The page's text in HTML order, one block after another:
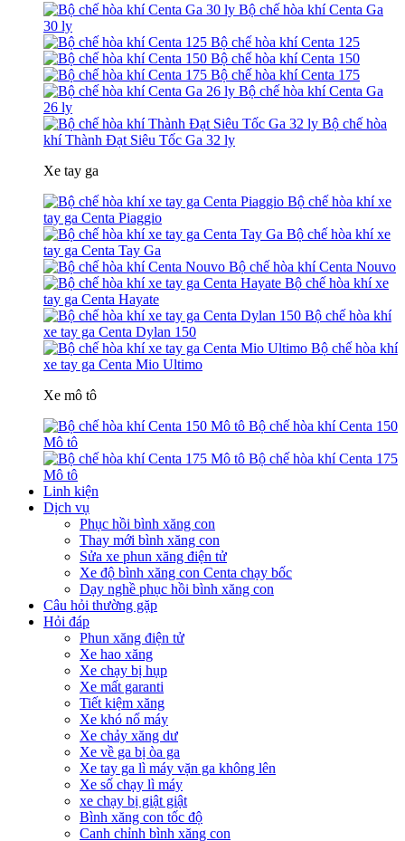
Bộ chế hòa khí Centa Ga
30 ly
Bộ chế hòa khí Centa 125
Bộ chế hòa khí Centa 150
Bộ chế hòa khí Centa 175
Bộ chế hòa khí Centa Ga
26 ly
Bộ chế hòa
khí Thành Đạt Siêu Tốc Ga 32 ly
Xe tay ga
Bộ chế hòa khí xe
tay ga Centa Piaggio
Bộ chế hòa khí xe
tay ga Centa Tay Ga
Bộ chế hòa khí Centa Nouvo
Bộ chế hòa khí xe
tay ga Centa Hayate
Bộ chế hòa khí
xe tay ga Centa Dylan 150
Bộ chế hòa khí
xe tay ga Centa Mio Ultimo
Xe mô tô
Bộ chế hòa khí Centa 150
Mô tô
Bộ chế hòa khí Centa 175
Mô tô
Linh kiện
Dịch vụ
Phục hồi bình xăng con
Thay mới bình xăng con
Sửa xe phun xăng điện tử
Xe độ bình xăng con Centa chạy bốc
Dạy nghề phục hồi bình xăng con
Câu hỏi thường gặp
Hỏi đáp
Phun xăng điện tử
Xe hao xăng
Xe chạy bị hụp
Xe mất garanti
Tiết kiệm xăng
Xe khó nổ máy
Xe chảy xăng dư
Xe về ga bị òa ga
Xe tay ga lì máy vặn ga không lên
Xe số chạy lì máy
xe chạy bị giật giật
Bình xăng con tốc độ
Canh chỉnh bình xăng con